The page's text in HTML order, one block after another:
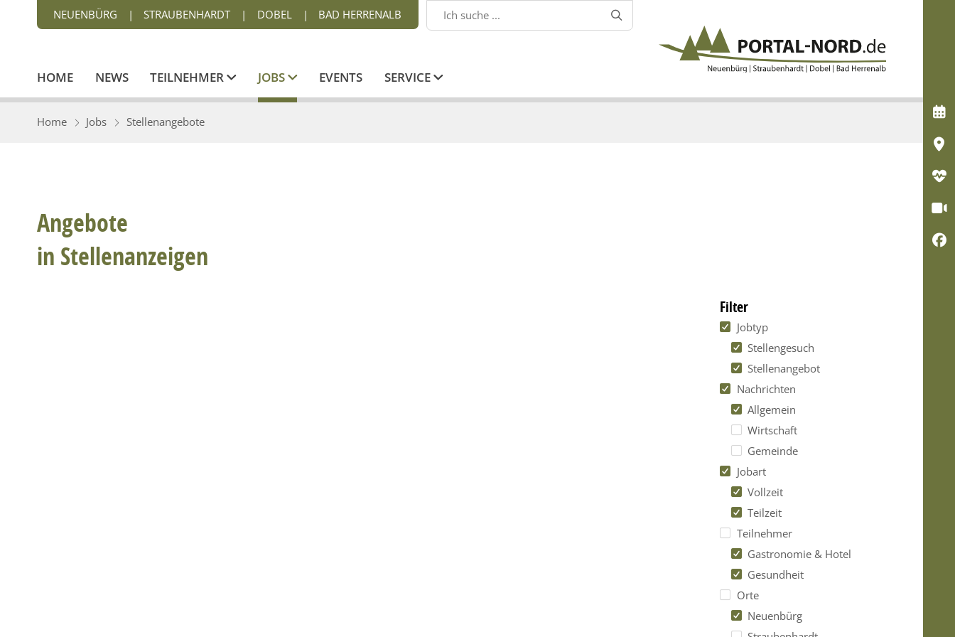
NEUENBÜRG | STRAUBENHARDT | DOBEL | BAD HERRENALB 
HOME NEWS TEILNEHMER JOBS EVENTS SERVICE
Home Jobs Stellenangebote
Angebote
in Stellenanzeigen
Filter
Jobtyp
Stellengesuch
Stellenangebot
Nachrichten
Allgemein
Wirtschaft
Gemeinde
Jobart
Vollzeit
Teilzeit
Teilnehmer
Gastronomie & Hotel
Gesundheit
Orte
Neuenbürg




